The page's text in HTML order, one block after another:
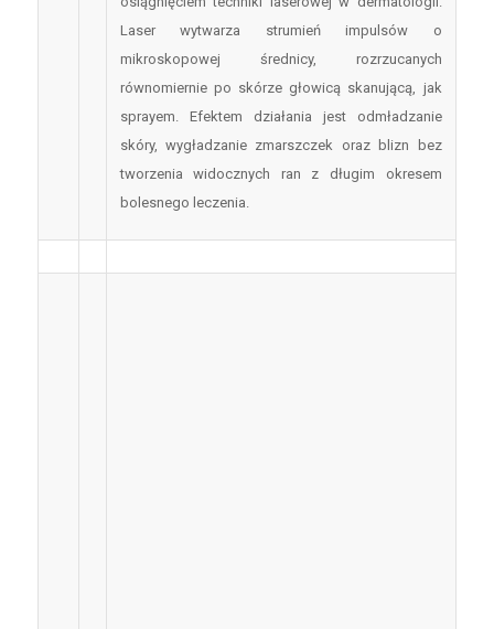
Laser wytwarza strumień impulsów o
mikroskopowej średnicy, rozrzucanych
równomiernie po skórze głowicą skanującą, jak
sprayem. Efektem działania jest odmładzanie
skóry, wygładzanie zmarszczek oraz blizn bez
tworzenia widocznych ran z długim okresem
bolesnego leczenia.